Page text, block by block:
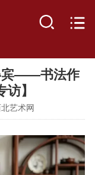
宾——书法作
】
艺术网